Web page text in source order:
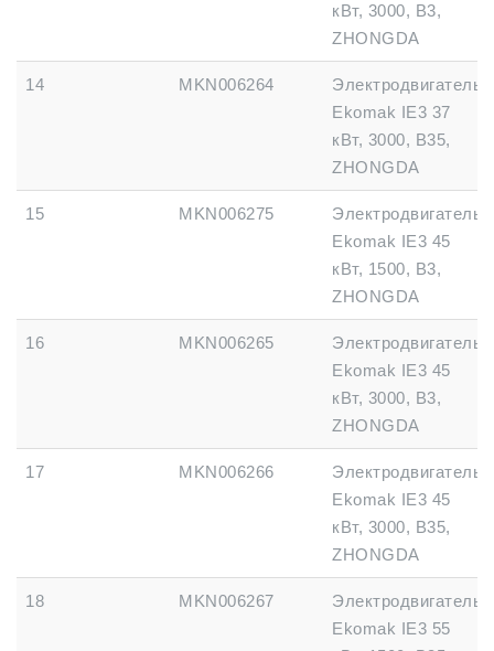
кВт, 3000, B3,
ZHONGDA
14 MKN006264
Электродвигатель
Ekomak IE3 37
кВт, 3000, B35,
ZHONGDA
15 MKN006275
Электродвигатель
Ekomak IE3 45
кВт, 1500, B3,
ZHONGDA
16 MKN006265
Электродвигатель
Ekomak IE3 45
кВт, 3000, B3,
ZHONGDA
17 MKN006266
Электродвигатель
Ekomak IE3 45
кВт, 3000, B35,
ZHONGDA
18 MKN006267
Электродвигатель
Ekomak IE3 55